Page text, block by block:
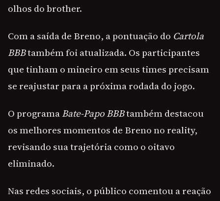
olhos do brother.
Com a saída de Breno, a pontuação do Cartola
BBBtambém foi atualizada. Os participantes
que tinham o mineiro em seus times precisam
se reajustar para a próxima rodada do jogo.
O programaBate-Papo BBBtambém destacou
os melhores momentos de Breno no reality,
revisando sua trajetória como o oitavo
eliminado.
Nas redes sociais, o público comentou a reação